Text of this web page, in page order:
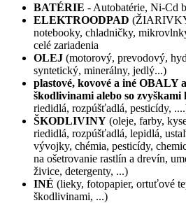
BATÉRIE - Autobatérie, Ni-Cd
ELEKTROODPAD
notebooky, chladničky,
celé zariadenia
OLEJ (motorový, prevodový,
syntetický, minerálny, jedlý...)
plastové, kovové a iné OBALY
škodlivinami alebo so zvyškami
riedidlá, rozpúšťadlá, pesticídy,
ŠKODLIVINY (oleje, farby,
riedidlá, rozpúšťadlá, lepidlá,
vývojky, chémia, pesticídy,
na ošetrovanie rastlín a drevín,
živice, detergenty, ...)
INÉ (lieky, fotopapier, ortuťové
škodlivinami, ...)